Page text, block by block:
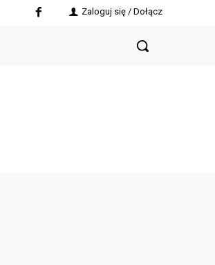
Zaloguj się / Dołącz